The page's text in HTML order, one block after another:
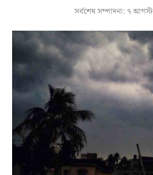
সর্বশেষ সম্পাদনা: ৭